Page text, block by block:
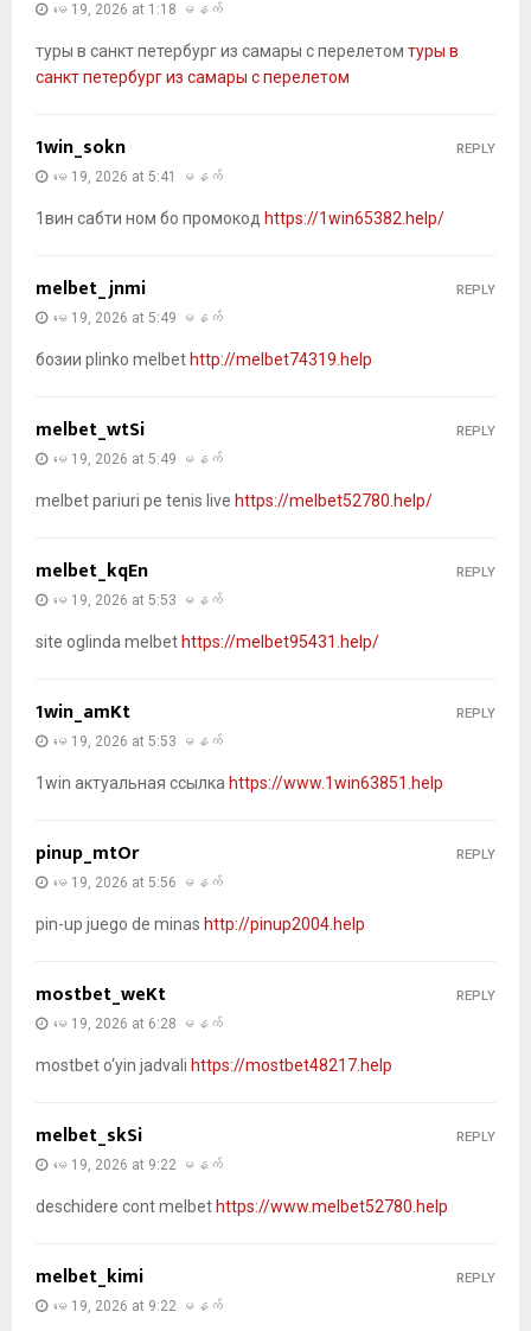
မေ 19, 2026 at 1:18 မနက်
туры в санкт петербург из самары с перелетом туры в
санкт петербург из самары с перелетом
1win_sokn
မေ 19, 2026 at 5:41 မနက်
1вин сабти ном бо промокод https://1win65382.help/
REPLY
melbet_jnmi
မေ 19, 2026 at 5:49 မနက်
бозии plinko melbet http://melbet74319.help
REPLY
melbet_wtSi
မေ 19, 2026 at 5:49 မနက်
melbet pariuri pe tenis live https://melbet52780.help/
REPLY
melbet_kqEn
မေ 19, 2026 at 5:53 မနက်
site oglinda melbet https://melbet95431.help/
REPLY
1win_amKt
မေ 19, 2026 at 5:53 မနက်
1win актуальная ссылка https://www.1win63851.help
REPLY
pinup_mtOr
မေ 19, 2026 at 5:56 မနက်
pin-up juego de minas http://pinup2004.help
REPLY
mostbet_weKt
မေ 19, 2026 at 6:28 မနက်
mostbet o‘yin jadvali https://mostbet48217.help
REPLY
melbet_skSi
မေ 19, 2026 at 9:22 မနက်
deschidere cont melbet https://www.melbet52780.help
REPLY
melbet_kimi
မေ 19, 2026 at 9:22 မနက်
REPLY